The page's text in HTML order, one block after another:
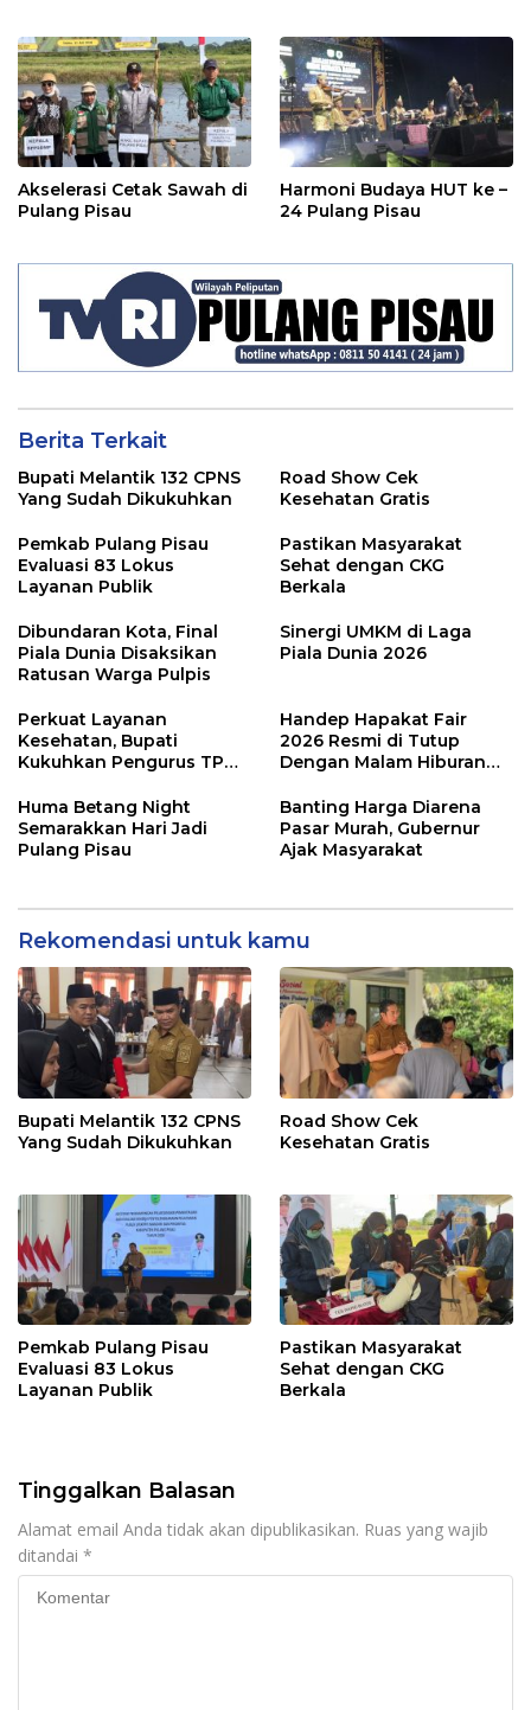
Akselerasi Cetak Sawah di
Pulang Pisau
Harmoni Budaya HUT ke –
24 Pulang Pisau
Berita Terkait
Bupati Melantik 132 CPNS
Yang Sudah Dikukuhkan
Road Show Cek
Kesehatan Gratis
Pemkab Pulang Pisau
Evaluasi 83 Lokus
Layanan Publik
Pastikan Masyarakat
Sehat dengan CKG
Berkala
Dibundaran Kota, Final
Piala Dunia Disaksikan
Ratusan Warga Pulpis
Sinergi UMKM di Laga
Piala Dunia 2026
Perkuat Layanan
Kesehatan, Bupati
Kukuhkan Pengurus TP
Handep Hapakat Fair
2026 Resmi di Tutup
Dengan Malam Hiburan
Huma Betang Night
Semarakkan Hari Jadi
Pulang Pisau
Banting Harga Diarena
Pasar Murah, Gubernur
Ajak Masyarakat
Rekomendasi untuk kamu
Bupati Melantik 132 CPNS
Yang Sudah Dikukuhkan
Road Show Cek
Kesehatan Gratis
Pemkab Pulang Pisau
Evaluasi 83 Lokus
Layanan Publik
Pastikan Masyarakat
Sehat dengan CKG
Berkala
Tinggalkan Balasan
Alamat email Anda tidak akan dipublikasikan. Ruas yang wajib
ditandai *